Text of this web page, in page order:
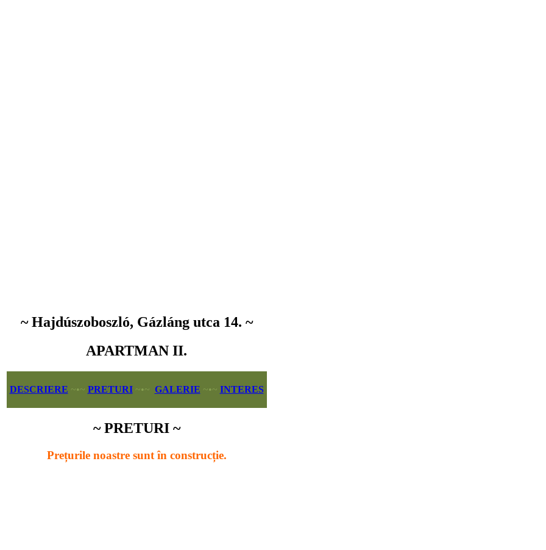
~ Hajdúszoboszló, Gázláng utca 14. ~
APARTMAN II.
DESCRIERE ~•~ PRETURI ~•~ GALERIE ~•~ INTERES
~PRETURI ~
Prețurile noastre sunt în construcție.